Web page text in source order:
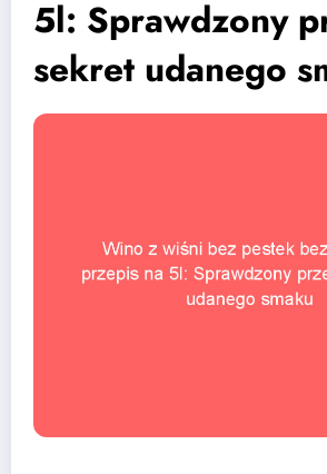
5l: Sprawdzony
sekret udanego